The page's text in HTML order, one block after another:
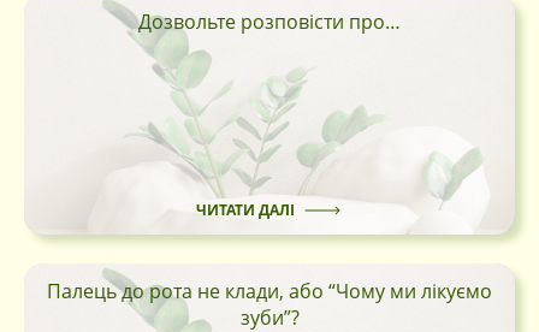
Дозвольте розповісти про…
ЧИТАТИ ДАЛІ
Палець до рота не клади, або “Чому ми лікуємо
зуби”?
Facebook